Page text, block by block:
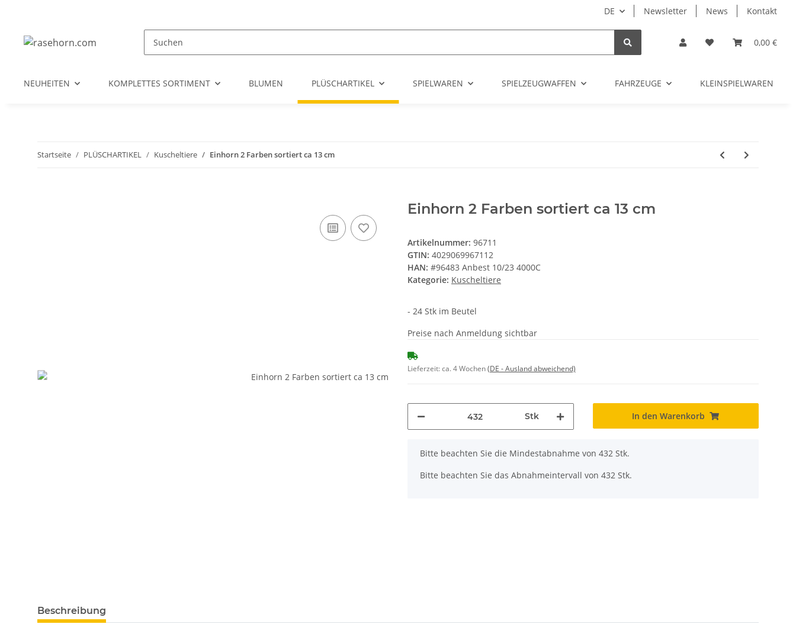
DE Newsletter News Kontakt
0,00 €
NEUHEITEN KOMPLETTES SORTIMENT BLUMEN PLÜSCHARTIKEL SPIELWAREN SPIELZEUGWAFFEN FAHRZEUGE KLEINSPIELWAREN
Startseite PLÜSCHARTIKEL Kuscheltiere Einhorn 2 Farben sortiert ca 13 cm
Einhorn 2 Farben sortiert ca 13 cm
Artikelnummer: 96711
GTIN: 4029069967112
HAN: #96483 Anbest 10/23 4000C
Kategorie: Kuscheltiere
- 24 Stk im Beutel
Preise nach Anmeldung sichtbar
Lieferzeit:ca. 4 Wochen(DE - Ausland abweichend)
Stk In den Warenkorb
x
Bitte beachten Sie die Mindestabnahme von 432 Stk.
Bitte beachten Sie das Abnahmeintervall von 432 Stk.
Beschreibung